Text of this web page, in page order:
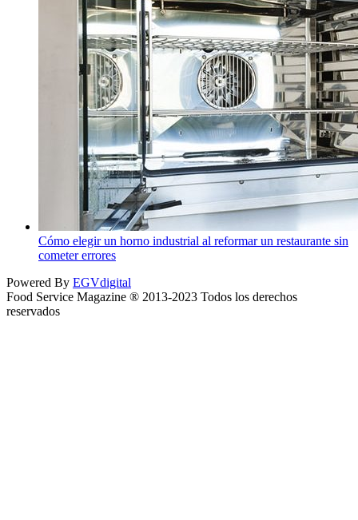
Cómo elegir un horno industrial al reformar un restaurante sin
cometer errores
Powered By EGVdigital
Food Service Magazine ® 2013-2023 Todos los derechos
reservados